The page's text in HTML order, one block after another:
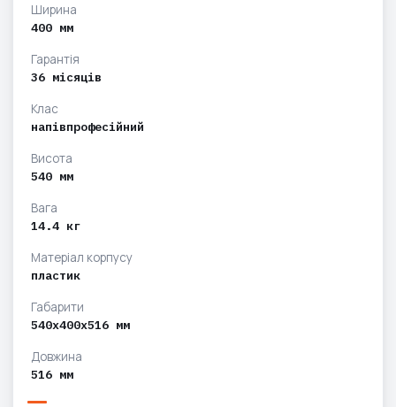
Ширина
400 мм
Гарантія
36 місяців
Клас
напівпрофесійний
Висота
540 мм
Вага
14.4 кг
Матеріал корпусу
пластик
Габарити
540x400x516 мм
Довжина
516 мм